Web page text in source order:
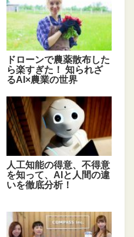
ドローンで農薬散布した
ら楽すぎた！ 知られざ
るAI×農業の世界
人工知能の得意、不得意
を知って、AIと人間の違
いを徹底分析！